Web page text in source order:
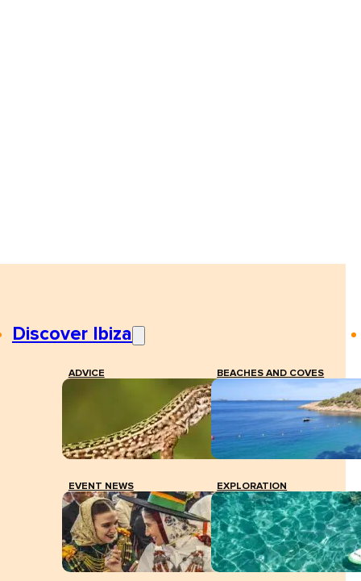
Discover Ibiza
ADVICE BEACHES AND COVES
EVENT NEWS EXPLORATION